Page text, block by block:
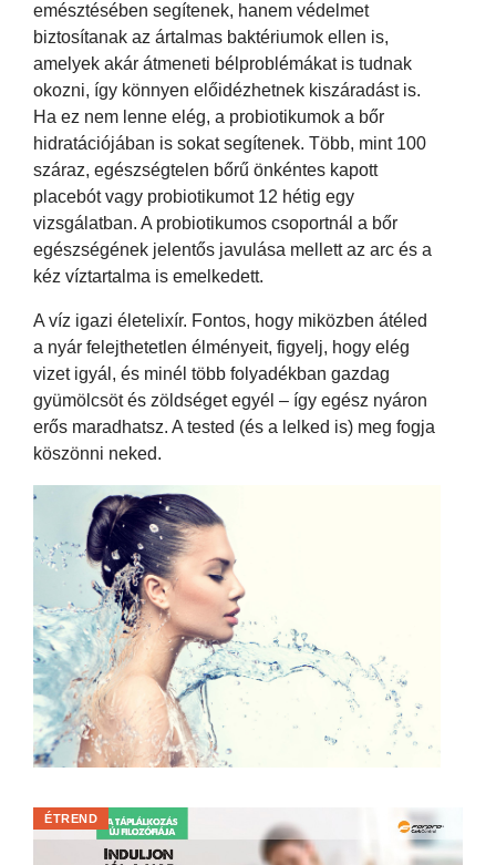
emésztésében segítenek, hanem védelmet
biztosítanak az ártalmas baktériumok ellen is,
amelyek akár átmeneti bélproblémákat is tudnak
okozni, így könnyen előidézhetnek kiszáradást is.
Ha ez nem lenne elég, a probiotikumok a bőr
hidratációjában is sokat segítenek. Több, mint 100
száraz, egészségtelen bőrű önkéntes kapott
placebót vagy probiotikumot 12 hétig egy
vizsgálatban. A probiotikumos csoportnál a bőr
egészségének jelentős javulása mellett az arc és a
kéz víztartalma is emelkedett.
A víz igazi életelixír. Fontos, hogy miközben átéled
a nyár felejthetetlen élményeit, figyelj, hogy elég
vizet igyál, és minél több folyadékban gazdag
gyümölcsöt és zöldséget egyél – így egész nyáron
erős maradhatsz. A tested (és a lelked is) meg fogja
köszönni neked.
ÉTREND